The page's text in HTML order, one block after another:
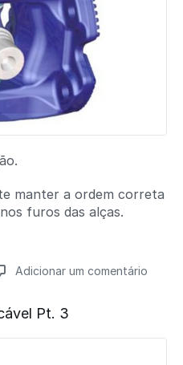
manter a ordem correta
furos das alças.
Adicionar um comentário
comentário
Pt. 3